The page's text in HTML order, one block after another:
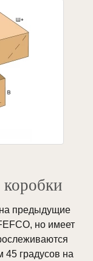
предыдущие
но имеет
45 градусов на